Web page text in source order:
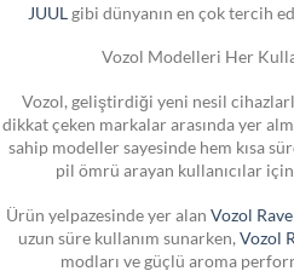
JUUL gibi dünyanın en çok tercih
Vozol Modelleri Her
Vozol, geliştirdiği yeni nesil
dikkat çeken markalar arasında yer
sahip modeller sayesinde hem kısa
pil ömrü arayan kullanıcılar
Ürün yelpazesinde yer alan Vozol
uzun süre kullanım sunarken, Vozol
modları ve güçlü aroma